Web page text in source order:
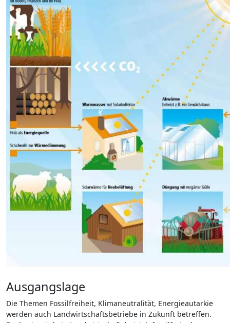
Ausgangslage
Die Themen Fossilfreiheit, Klimaneutralität, Energieautarkie
werden auch Landwirtschaftsbetriebe in Zukunft betreffen.